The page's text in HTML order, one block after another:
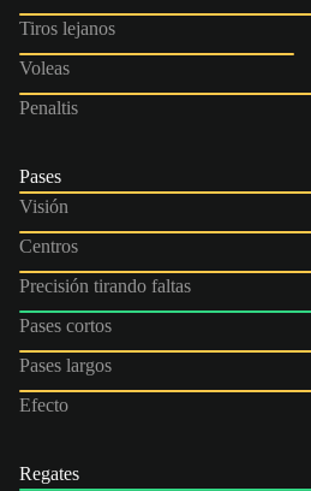
Tiros lejanos
Voleas
Penaltis
Pases
Visión
Centros
Precisión tirando faltas
Pases cortos
Pases largos
Efecto
Regates